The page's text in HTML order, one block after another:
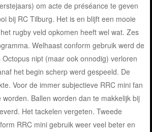
om acte de préséance te geven
bij RC Tilburg. Het is en blijft een mooie
rugby veld opkomen heeft wel wat. Zes
Welhaast conform gebruik werd de
nipt (maar ook onnodig) verloren
het begin scherp werd gespeeld. De
Voor de immer subjectieve RRC mini fan
Ballen worden dan te makkelijk bij
Het tackelen vergeten. Tweede
RRC mini gebruik weer veel beter en